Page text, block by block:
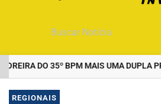
DO 35º BPM MAIS UMA DUPLA
EM ALTA
REGIONAIS